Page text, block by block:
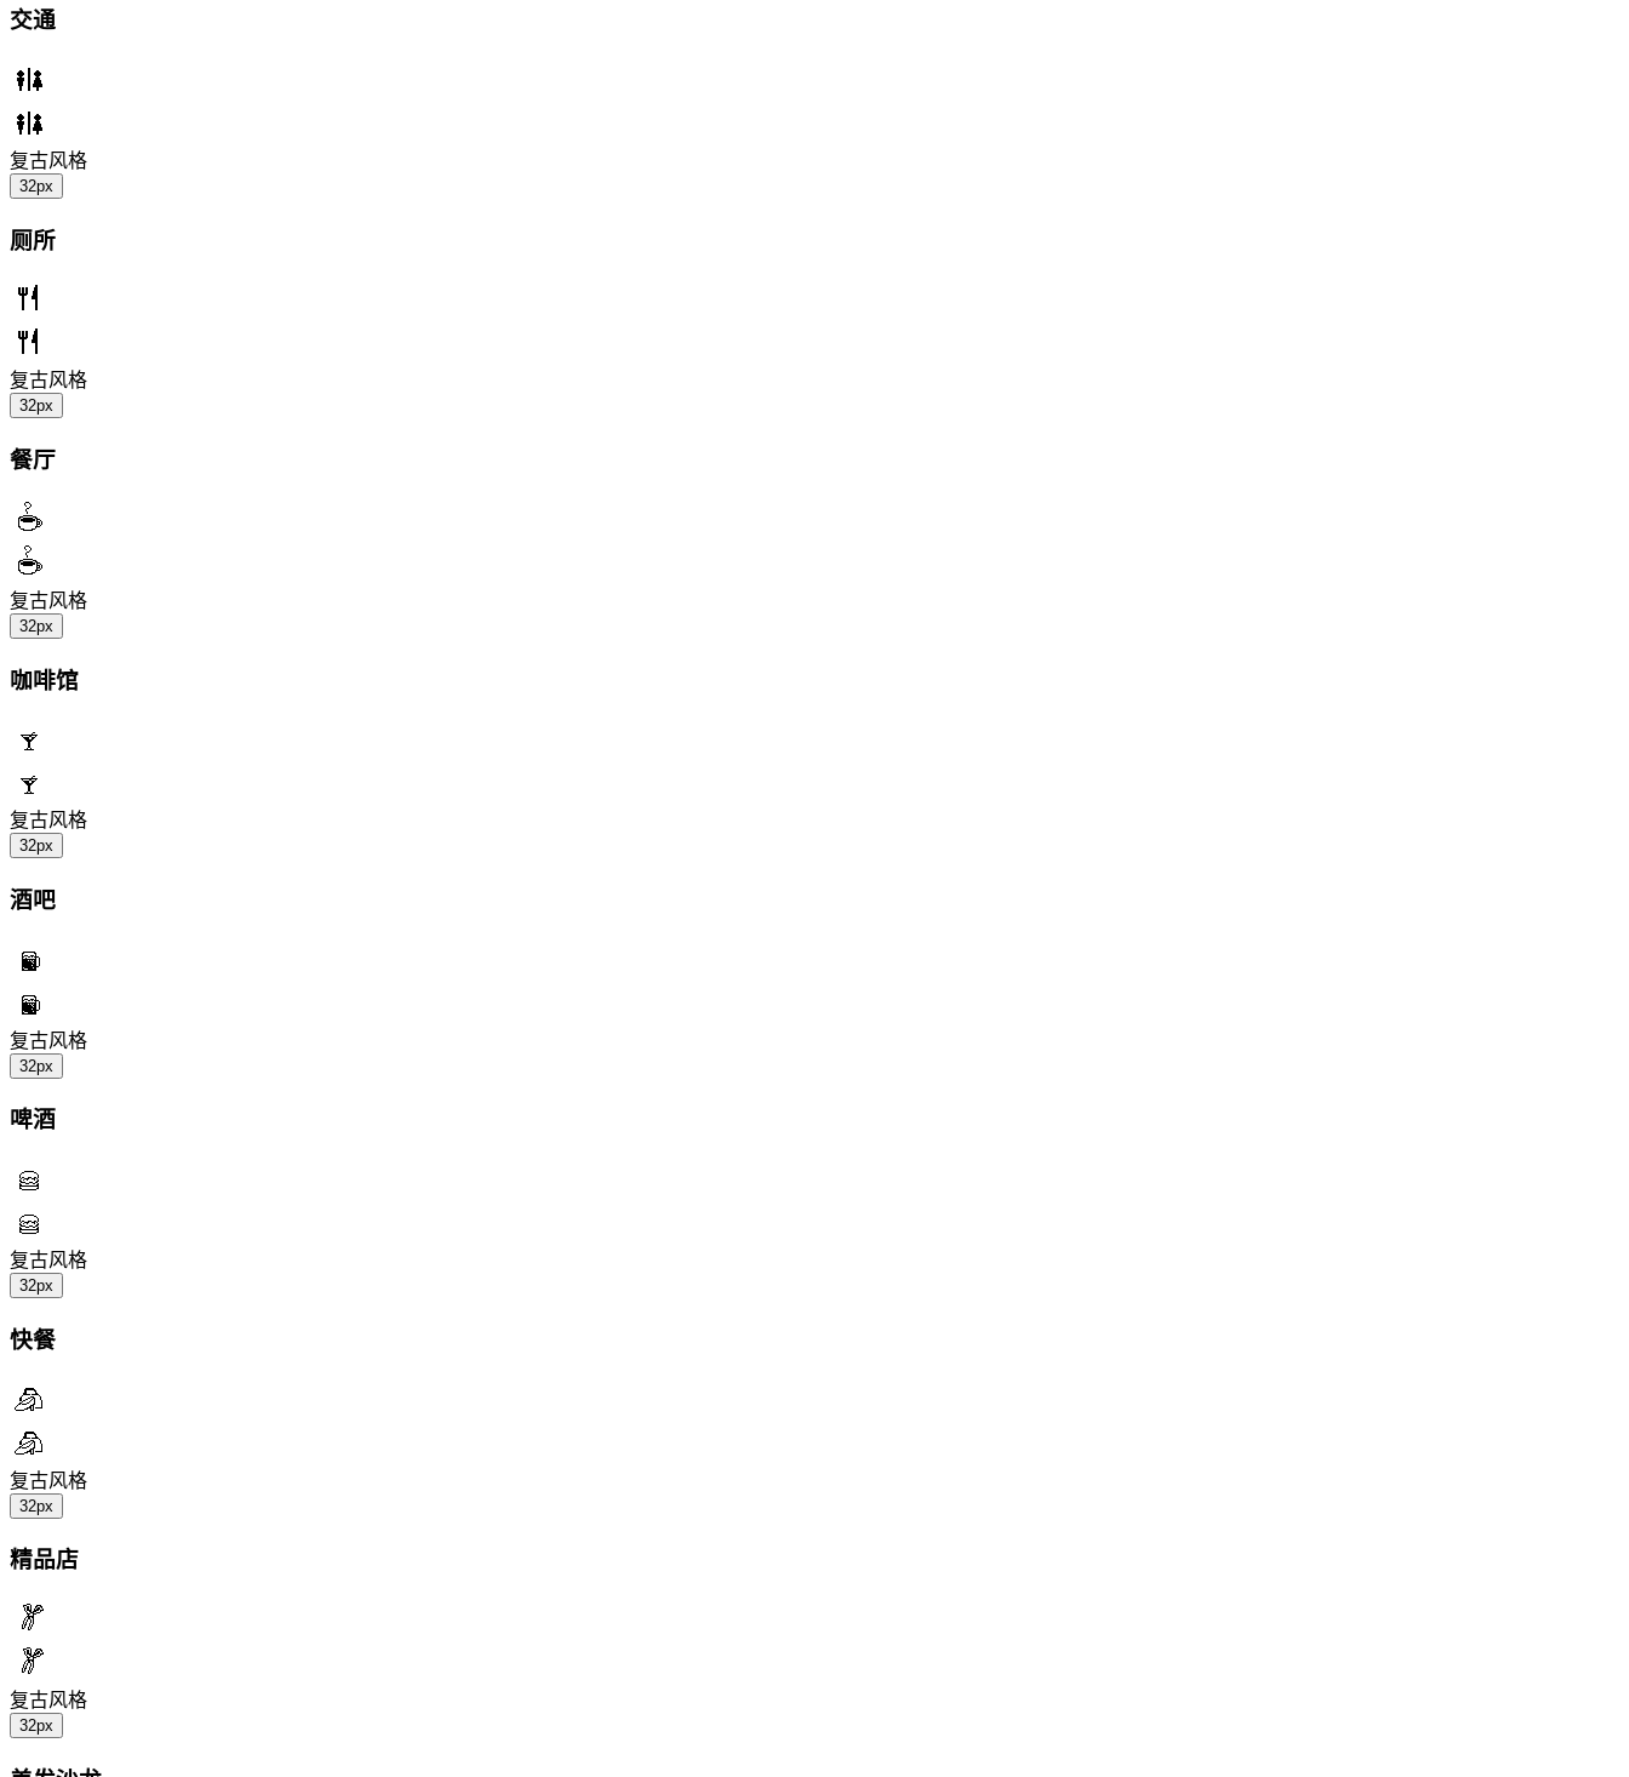
交通
复古风格
32px
厕所
复古风格
32px
餐厅
复古风格
32px
咖啡馆
复古风格
32px
酒吧
复古风格
32px
啤酒
复古风格
32px
快餐
复古风格
32px
精品店
复古风格
32px